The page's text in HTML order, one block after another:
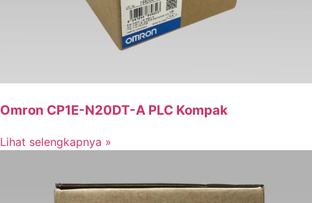
Omron CP1E-N20DT-A PLC Kompak
Lihat selengkapnya »